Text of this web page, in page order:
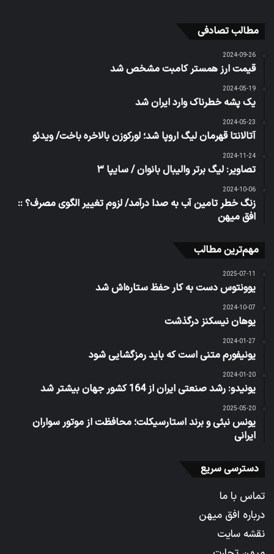
مطالب تصادفی
2024-09-26
قیمت ارز همستر کامبت مشخص شد
2024-05-19
یک پشه خطرناک وارد ایران شد
2024-05-23
آتالانتا قهرمان لیگ اروپا شد؛ لورکوزن بالاخره باخت/ ویدئو
2024-11-24
تصاویر: لیگ برتر والیبال بانوان / سایپا ۳
2024-10-06
زنگ خطر تامین آب به صدا درآمد/ لزوم تغییر الگوی مصرف؟ ::
افق میهن
مهم‌ترین مطالب
2025-07-11
یوونتوس دست به کار حفظ ستاره‌اش شد
2024-10-07
یوهان نیسکنز درگذشت
2024-01-27
یونیفورم متنی است که باید رمزگشایی شود
2024-01-20
یونیدو: رشد صنعتی ایران از 164 کشور جهان بیشتر شد
2025-05-20
یونس نبئی و برند استارسیکلت؛ محافظت از موتور سواران
ایرانی
دسترسی سریع
تماس با ما
درباره افق میهن
نقشه سایت